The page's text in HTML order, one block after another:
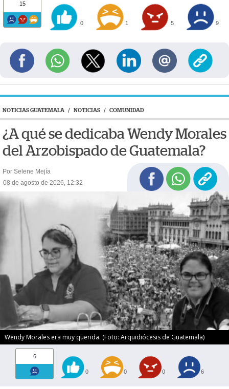
15
0 1 5 9
NOTICIAS GUATEMALA / NOTICIAS / COMUNIDAD
¿A qué se dedicaba Wendy Morales
del Arzobispado de Guatemala?
Por Selene Mejía
08 de agosto de 2026, 12:32
Wendy Morales era muy querida. (Foto: Arquidiócesis de Guatemala)
6
0 0 0 6